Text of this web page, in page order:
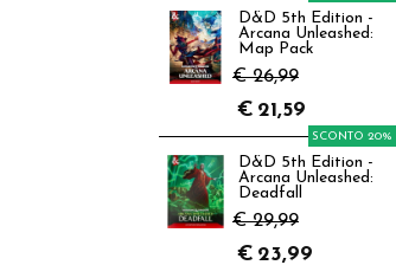
D&D 5th Edition -
Arcana Unleashed:
Map Pack
€ 26,99
€ 21,59
D&D 5th Edition -
Arcana Unleashed:
Deadfall
€ 29,99
SCONTO 20%
€ 23,99